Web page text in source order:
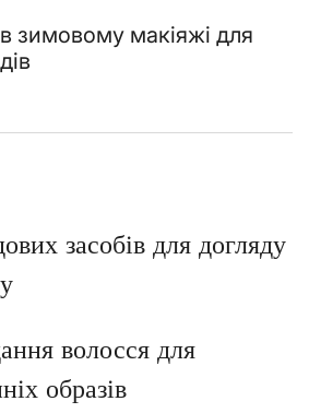
зимовому макіяжі для
засобів для догляду
волосся для
образів